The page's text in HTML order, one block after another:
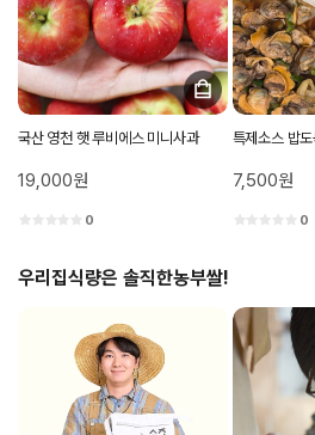
국산 영천 햇 루비에스 미니사과
19,000원
0
특제소스 밥
7,500원
0
우리집식량은 솔직한농부쌀!